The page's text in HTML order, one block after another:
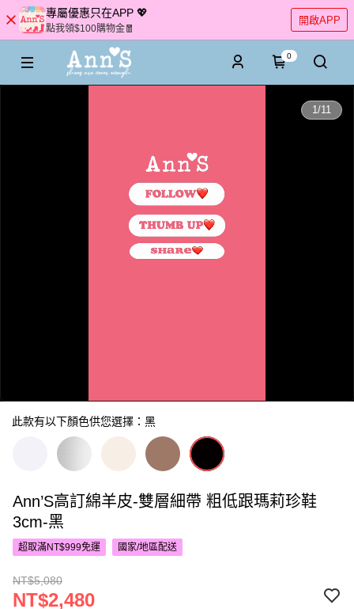
專屬優惠只在APP 💖
點我領$100購物金🧧
開啟APP
0
0:00
0:18
1/11
此款有以下顏色供您選擇：黑
Ann’S高訂綿羊皮-雙層細帶 粗低跟瑪莉珍鞋
3cm-黑
超取滿NT$999免運 國家/地區配送
NT$5,080
NT$2,480